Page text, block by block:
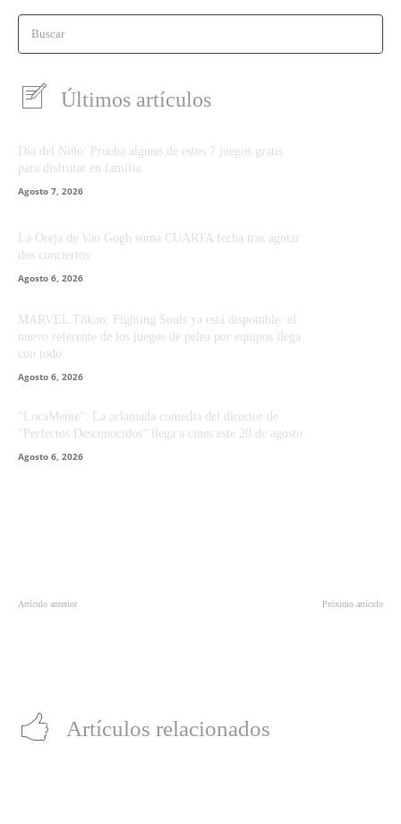
Buscar
Últimos artículos
Día del Niño: Prueba alguno de estos 7 juegos gratis
para disfrutar en familia
Agosto 7, 2026
La Oreja de Van Gogh suma CUARTA fecha tras agotar
dos conciertos
Agosto 6, 2026
MARVEL Tōkon: Fighting Souls ya está disponible: el
nuevo referente de los juegos de pelea por equipos llega
con todo
Agosto 6, 2026
“LocaMente”: La aclamada comedia del director de
“Perfectos Desconocidos” llega a cines este 20 de agosto
Agosto 6, 2026
Artículo anterior Próximo artículo
Artículos relacionados